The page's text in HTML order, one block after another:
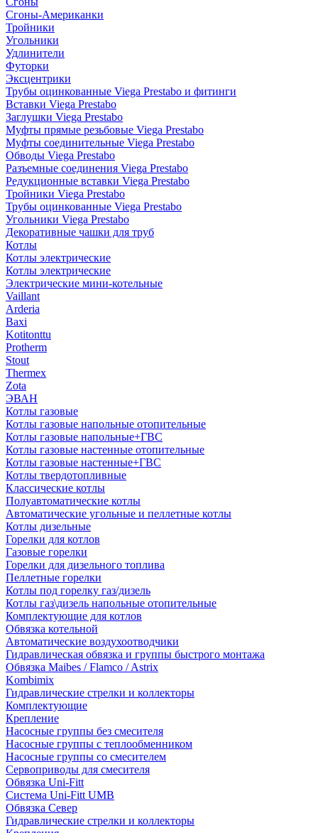
Сгоны-Американки
Тройники
Угольники
Удлинители
Футорки
Эксцентрики
Трубы оцинкованные Viega Prestabo и фитинги
Вставки Viega Prestabo
Заглушки Viega Prestabo
Муфты прямые резьбовые Viega Prestabo
Муфты соединительные Viega Prestabo
Обводы Viega Prestabo
Разъемные соединения Viega Prestabo
Редукционные вставки Viega Prestabo
Тройники Viega Prestabo
Трубы оцинкованные Viega Prestabo
Угольники Viega Prestabo
Декоративные чашки для труб
Котлы
Котлы электрические
Котлы электрические
Электрические мини-котельные
Vaillant
Arderia
Baxi
Kotitonttu
Protherm
Stout
Thermex
Zota
ЭВАН
Котлы газовые
Котлы газовые напольные отопительные
Котлы газовые напольные+ГВС
Котлы газовые настенные отопительные
Котлы газовые настенные+ГВС
Котлы твердотопливные
Классические котлы
Полуавтоматические котлы
Автоматические угольные и пеллетные котлы
Котлы дизельные
Горелки для котлов
Газовые горелки
Горелки для дизельного топлива
Пеллетные горелки
Котлы под горелку газ/дизель
Котлы газ\дизель напольные отопительные
Комплектующие для котлов
Обвязка котельной
Автоматические воздухоотводчики
Гидравлическая обвязка и группы быстрого монтажа
Обвязка Maibes / Flamco / Astrix
Kombimix
Гидравлические стрелки и коллекторы
Комплектующие
Крепление
Насосные группы без смесителя
Насосные группы с теплообменником
Насосные группы со смесителем
Сервоприводы для смесителя
Обвязка Uni-Fitt
Система Uni-Fitt UMB
Обвязка Север
Гидравлические стрелки и коллекторы